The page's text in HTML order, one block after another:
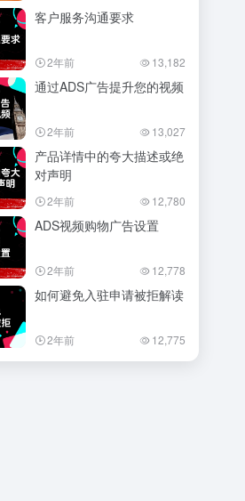
客户服务沟通要求
2年前 13,182
通过ADS广告提升您的视频
2年前 13,027
产品详情中的夸大描述或绝
对声明
2年前 12,780
ADS视频购物广告设置
2年前 12,778
如何避免入驻申请被拒解读
2年前 12,775